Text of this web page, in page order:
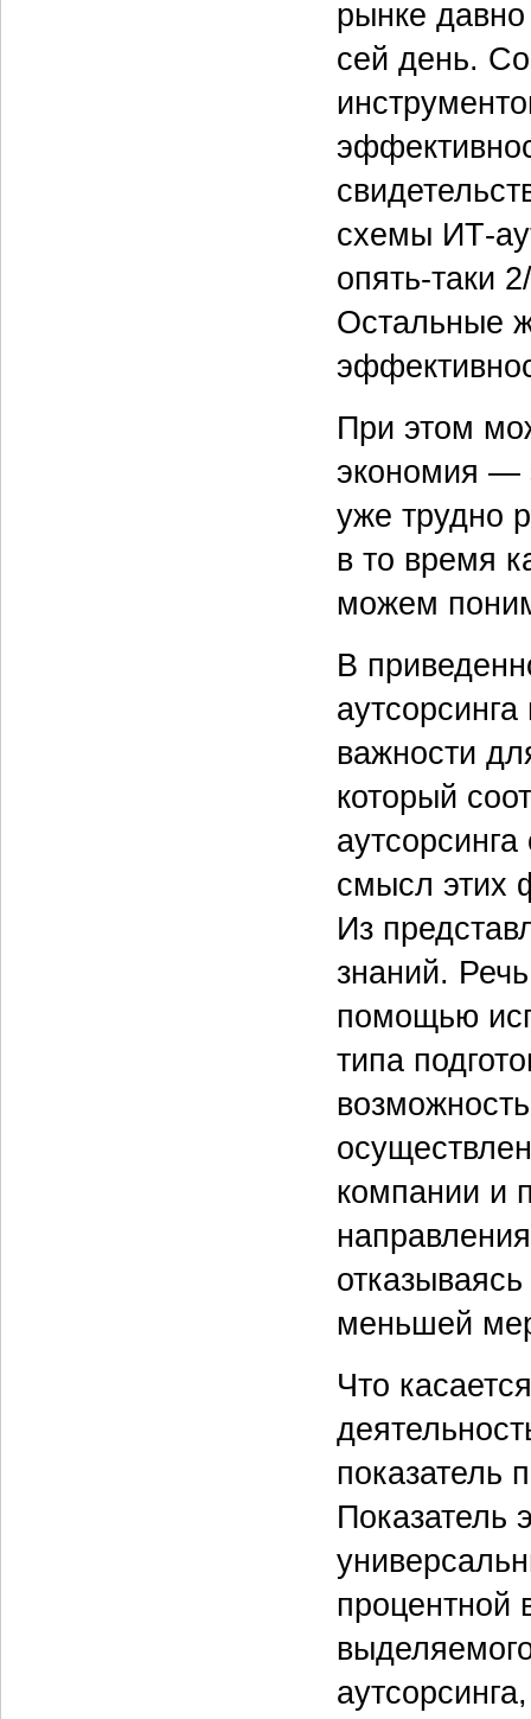
рынке
сей день.
схемы ИТ-
опять‑таки
Остальные
При этом
экономия —
уже трудно
в то время
можем
В
важности
который
смысл этих
Из
знаний.
помощью
типа
компании и
меньшей
Что
показатель
Показатель
процентной